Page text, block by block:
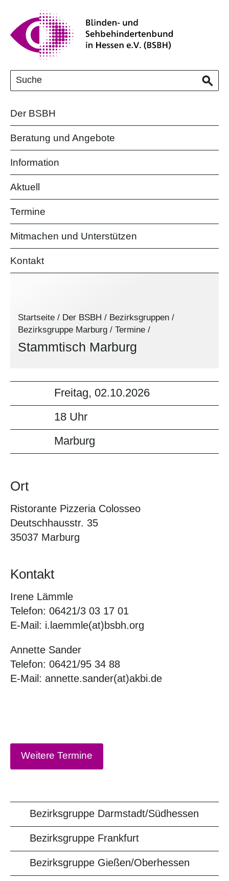
Der BSBH
Beratung und Angebote
Information
Aktuell
Termine
Mitmachen und Unterstützen
Kontakt
Startseite / Der BSBH / Bezirksgruppen /
Bezirksgruppe Marburg / Termine /
Stammtisch Marburg
Freitag, 02.10.2026
18 Uhr
Marburg
Ort
Ristorante Pizzeria Colosseo
Deutschhausstr. 35
35037 Marburg
Kontakt
Irene Lämmle
Telefon: 06421/3 03 17 01
E-Mail: i.laemmle(at)bsbh.org
Annette Sander
Telefon: 06421/95 34 88
E-Mail: annette.sander(at)akbi.de
Weitere Termine
Bezirksgruppe Darmstadt/Südhessen
Bezirksgruppe Frankfurt
Bezirksgruppe Gießen/Oberhessen